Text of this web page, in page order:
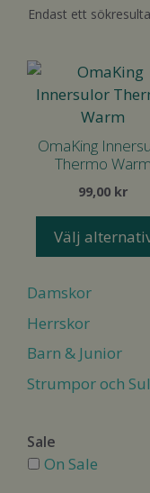
Endast ett
OmaKing
Thermo Warm
99,00 kr
Välj
Den
här
produkten
har
flera
varianter.
olika
alternativen
väljas
på
Damskor
Herrskor
Barn & Junior
Strumpor och
Sale
On Sale